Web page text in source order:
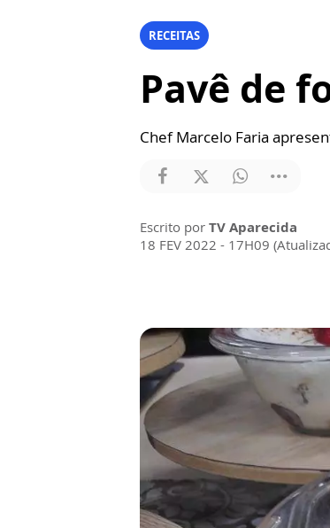
RECEITAS
Pavê de
Chef Marcelo Faria
Escrito por TV Aparecida
18 FEV 2022 - 17H09